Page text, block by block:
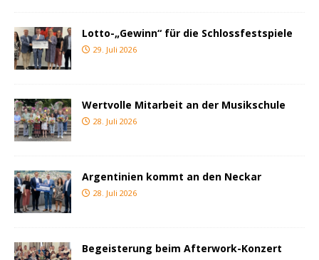
Lotto-„Gewinn“ für die Schlossfestspiele
29. Juli 2026
Wertvolle Mitarbeit an der Musikschule
28. Juli 2026
Argentinien kommt an den Neckar
28. Juli 2026
Begeisterung beim Afterwork-Konzert